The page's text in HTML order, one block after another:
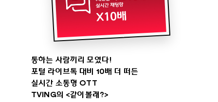
통하는 사람끼리 모였다!
포털 라이브톡 대비 10배 더 떠든
실시간 소통형 OTT
TVING의 <같이볼래?>